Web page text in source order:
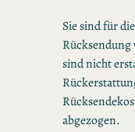
Sie sind für
sind nicht
abgezogen.